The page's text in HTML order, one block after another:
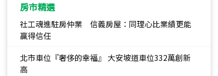
房市精選
社工魂進駐房仲業 信義房屋：同理心比業績更能
贏得信任
北市車位『奢侈的幸福』 大安坡道車位332萬創新
高